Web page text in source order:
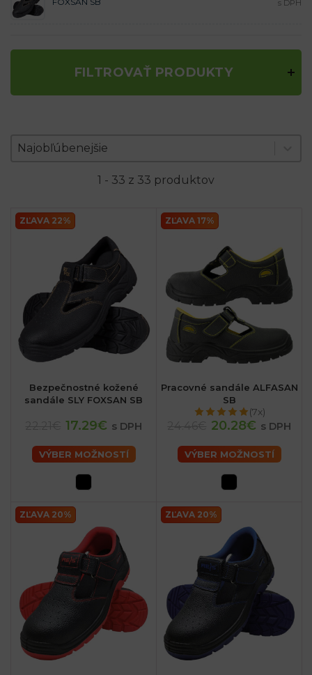
s DPH
FILTROVAŤ PRODUKTY
Zoradenie produktov
Sort content
Najobľúbenejšie
Sort content
1 - 33 z 33 produktov
ZĽAVA 22%
Bezpečnostné kožené
sandále SLY FOXSAN SB
17.29€ s DPH
VÝBER MOŽNOSTÍ
ZĽAVA 17%
Pracovné sandále ALFASAN
SB
(7x)
20.28€ s DPH
VÝBER MOŽNOSTÍ
ZĽAVA 20% ZĽAVA 20%